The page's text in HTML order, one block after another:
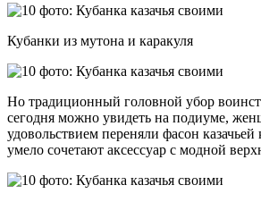
Кубанки из мутона и каракуля
Но традиционный головной убор
сегодня можно увидеть на подиуме,
удовольствием переняли фасон казачьей
умело сочетают аксессуар с модной